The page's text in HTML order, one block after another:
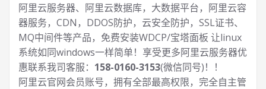
阿里云服务器、阿里云数据库，大数据平台，阿里云容
器服务，CDN，DDOS防护，云安全防护，SSL证书、
MQ中间件等产品，免费安装WDCP/宝塔面板 让linux
系统如同windows一样简单！享受更多阿里云服务器优
惠联系我司客服： 158-0160-3153(微信同号)！！
阿里云官网会员账号，拥有全部最高权限，完全自主管